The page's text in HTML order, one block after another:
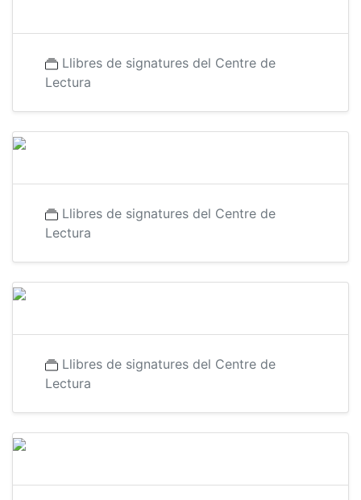
Llibres de signatures del Centre de
Lectura
Llibres de signatures del Centre de
Lectura
Llibres de signatures del Centre de
Lectura